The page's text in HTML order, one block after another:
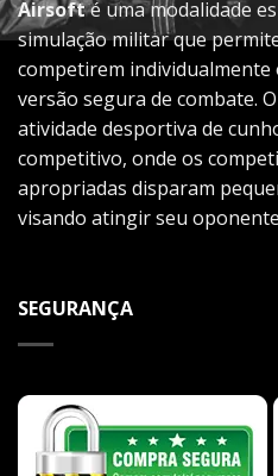
Airsofté uma modalidade
simulação militar que
competirem individualmente
versão segura de combate.
atividade desportiva de
competitivo, onde os
apropriadas disparam
visando atingir seu
SEGURANÇA